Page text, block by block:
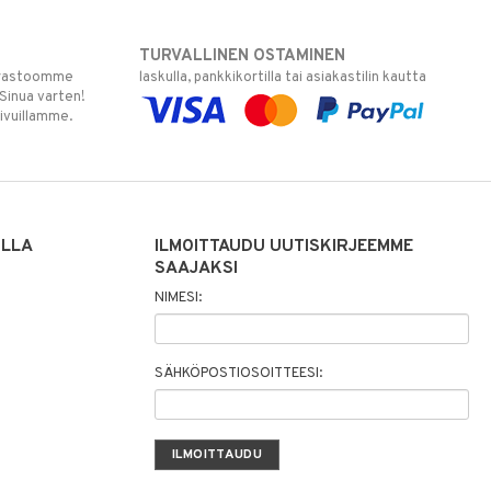
varten!
TURVALLINEN OSTAMINEN
laskulla, pankkikortilla tai asiakastilin kautta
ILMOITTAUDU UUTISKIRJEEMME
SAAJAKSI
NIMESI:
SÄHKÖPOSTIOSOITTEESI: